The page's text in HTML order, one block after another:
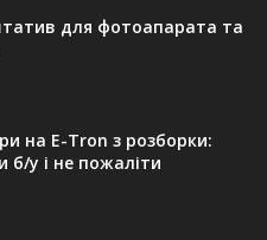
для фотоапарата та
на E-Tron з розборки:
б/у і не пожаліти